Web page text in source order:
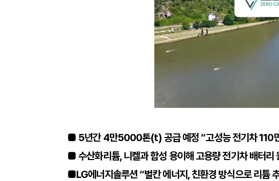
■ 5년간 4만5000톤(t) 공급 예정 “고성능 전기차 110
■ 수산화리튬, 니켈과 합성 용이해 고용량 전기차 배터리
■LG에너지솔루션 “벌칸 에너지, 친환경 방식으로 리튬